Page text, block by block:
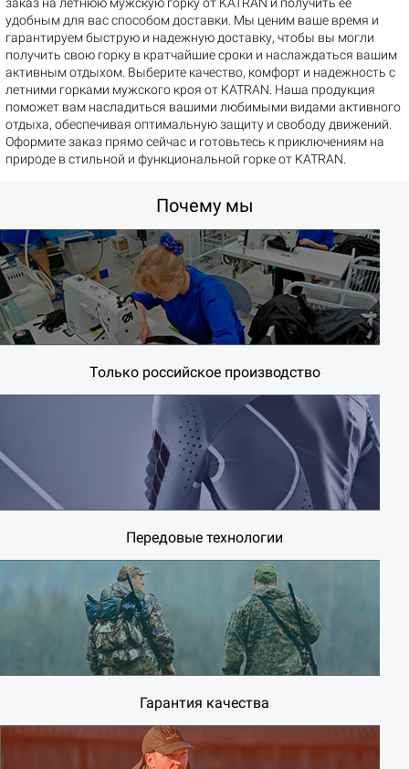
удобным для вас способом доставки. Мы ценим ваше время и
гарантируем быструю и надежную доставку, чтобы вы могли
получить свою горку в кратчайшие сроки и наслаждаться вашим
активным отдыхом. Выберите качество, комфорт и надежность с
летними горками мужского кроя от KATRAN. Наша продукция
поможет вам насладиться вашими любимыми видами активного
отдыха, обеспечивая оптимальную защиту и свободу движений.
Оформите заказ прямо сейчас и готовьтесь к приключениям на
природе в стильной и функциональной горке от KATRAN.
Почему мы
Только российское производство
Передовые технологии
Гарантия качества